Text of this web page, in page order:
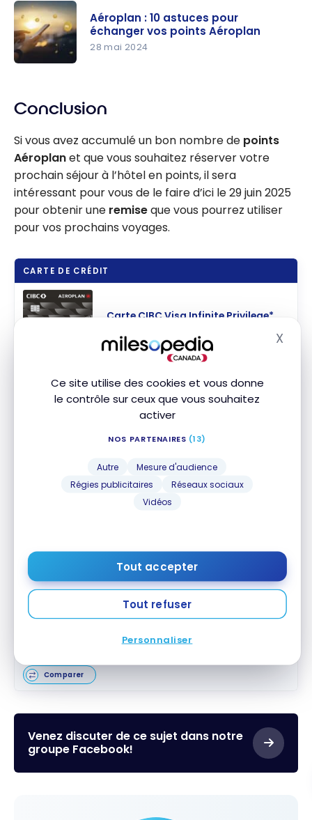
Ce site utilise des cookies et vous donne
le contrôle sur ceux que vous souhaitez
activer
NOS PARTENAIRES (13)
Autre
Mesure d'audience
Régies publicitaires
Réseaux sociaux
Vidéos
Tout accepter
Tout refuser
Personnaliser
X
destination
s où partir
en
vacances
points
pour
vos points
Aéroplan
Aéroplan : 10 astuces pour
échanger vos points Aéroplan
28 mai 2024
Conclusion
Si vous avez accumulé un bon nombre de points
Aéroplanet que vous souhaitez réserver votre
prochain séjour à l’hôtel en points, il sera
intéressant pour vous de le faire d’ici le 29 juin 2025
pour obtenir une remiseque vous pourrez utiliser
pour vos prochains voyages.
CARTE DE CRÉDIT
Carte CIBC Visa Infinite Privilege*
Jusqu'à 100 000 Points Aéroplan
Valeur de la première année :
Carte Prestige Aéroplan
Jusqu'à 85 000 Points Aéroplan
Valeur de la première année :1 503 $
Souscrire
Carte AéroplanMD* American
Jusqu'à 45 000 Points Aéroplan
Comparer
Venez discuter de ce sujet dans notre
groupe Facebook!